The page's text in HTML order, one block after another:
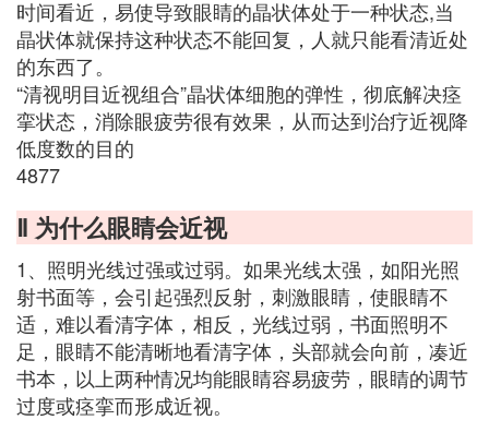
时间看近，易使导致眼睛的晶状体处于一种状态,当
晶状体就保持这种状态不能回复，人就只能看清近处
的东西了。
“清视明目近视组合”晶状体细胞的弹性，彻底解决痉
挛状态，消除眼疲劳很有效果，从而达到治疗近视降
低度数的目的
4877
Ⅱ 为什么眼睛会近视
1、照明光线过强或过弱。如果光线太强，如阳光照
射书面等，会引起强烈反射，刺激眼睛，使眼睛不
适，难以看清字体，相反，光线过弱，书面照明不
足，眼睛不能清晰地看清字体，头部就会向前，凑近
书本，以上两种情况均能眼睛容易疲劳，眼睛的调节
过度或痉挛而形成近视。